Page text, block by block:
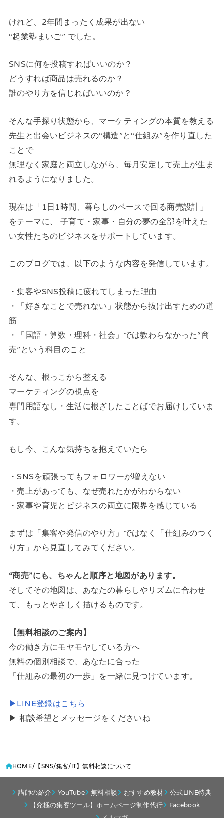
けれど、2年間まったく成果が出ない
“起業塾まいご” でした。
SNSに何を投稿すればいいのか？
どうすれば商品は売れるのか？
誰のやり方を信じればいいのか？
そんな手探り状態から、マーケティングの本質を教える
先生と出会いビジネスの“構造”と“仕組み”を作り直した
ことで
無理なく家庭と両立しながら、毎月安定して売上が生ま
れるようになりました。
現在は「1日1時間、暮らしのペースで回る商売設計」
をテーマに、 子育て・家事・自分の夢の全部を叶えた
い女性たちのビジネスをサポートしています。
このブログでは、以下のような内容を発信しています。
・集客やSNS投稿に疲れてしまった理由
・「好きなことで売れない」状態から抜け出すための道
筋
・「国語・算数・理科・社会」では教わらなかった“商
売”という科目のこと
そんな、根っこから整える
マーケティングの視点を
専門用語なし・生活に根ざしたことばでお届けしていま
す。
もし今、こんな気持ちを抱えていたら――
・SNSを頑張ってもフォロワーが増えない
・売上があっても、なぜ売れたかがわからない
・家事や育児とビジネスの両立に限界を感じている
まずは「集客や発信のやり方」ではなく「仕組みのつく
り方」から見直してみてください。
“商売”にも、ちゃんと順序と地図があります。
そしてその地図は、あなたの暮らしやリズムに合わせ
て、もっとやさしく描けるものです。
【無料相談のご案内】
今の働き方にモヤモヤしている方へ
無料の個別相談で、あなたに合った
「仕組みの最初の一歩」を一緒に見つけています。
▶LINE登録はこちら
▶ 相談希望とメッセージをくださいね
HOME 【SNS/集客/IT】無料相談について
講師の紹介 YouTube 無料相談 おすすめ教材
公式LINE特典
【究極の集客ツール】ホームページ制作代行
Facebook